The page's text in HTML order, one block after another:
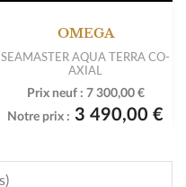
OMEGA
SEAMASTER AQUA TERRA CO-
AXIAL
Prix neuf : 7 300,00 €
Notre prix : 3 490,00 €